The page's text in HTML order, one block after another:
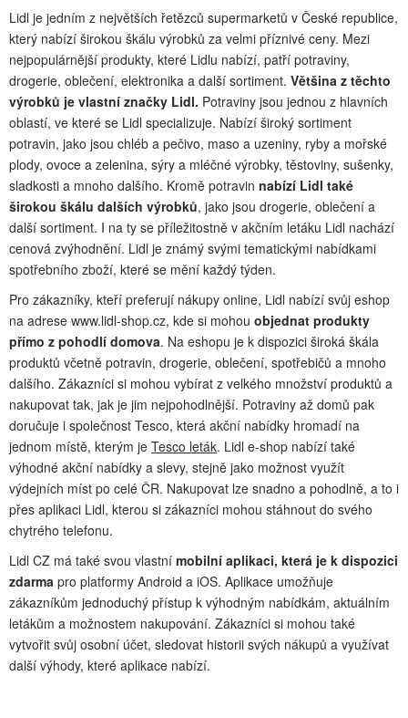
Lidl je jedním z největších řetězců supermarketů v České republice,
který nabízí širokou škálu výrobků za velmi příznivé ceny. Mezi
nejpopulárnější produkty, které Lidlu nabízí, patří potraviny,
drogerie, oblečení, elektronika a další sortiment. Většina z těchto
výrobků je vlastní značky Lidl. Potraviny jsou jednou z hlavních
oblastí, ve které se Lidl specializuje. Nabízí široký sortiment
potravin, jako jsou chléb a pečivo, maso a uzeniny, ryby a mořské
plody, ovoce a zelenina, sýry a mléčné výrobky, těstoviny, sušenky,
sladkosti a mnoho dalšího. Kromě potravin nabízí Lidl také
širokou škálu dalších výrobků, jako jsou drogerie, oblečení a
další sortiment. I na ty se příležitostně v akčním letáku Lidl nachází
cenová zvýhodnění. Lidl je známý svými tematickými nabídkami
spotřebního zboží, které se mění každý týden.
Pro zákazníky, kteří preferují nákupy online, Lidl nabízí svůj eshop
na adrese www.lidl-shop.cz, kde si mohou objednat produkty
přímo z pohodlí domova. Na eshopu je k dispozici široká škála
produktů včetně potravin, drogerie, oblečení, spotřebičů a mnoho
dalšího. Zákazníci si mohou vybírat z velkého množství produktů a
nakupovat tak, jak je jim nejpohodlnější. Potraviny až domů pak
doručuje i společnost Tesco, která akční nabídky hromadí na
jednom místě, kterým je Tesco leták. Lidl e-shop nabízí také
výhodné akční nabídky a slevy, stejně jako možnost využít
výdejních míst po celé ČR. Nakupovat lze snadno a pohodlně, a to i
přes aplikaci Lidl, kterou si zákazníci mohou stáhnout do svého
chytrého telefonu.
Lidl CZ má také svou vlastní mobilní aplikaci, která je k dispozici
zdarma pro platformy Android a iOS. Aplikace umožňuje
zákazníkům jednoduchý přístup k výhodným nabídkám, aktuálním
letákům a možnostem nakupování. Zákazníci si mohou také
vytvořit svůj osobní účet, sledovat historii svých nákupů a využívat
další výhody, které aplikace nabízí.